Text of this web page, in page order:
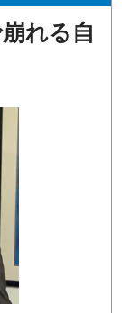
れる自